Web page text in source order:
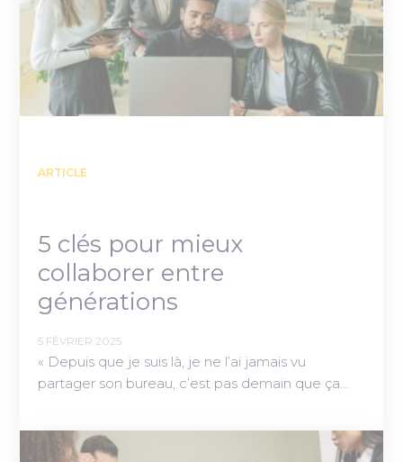
ARTICLE
5 clés pour mieux
collaborer entre
générations
5 FÉVRIER 2025
« Depuis que je suis là, je ne l’ai jamais vu
partager son bureau, c’est pas demain que ça…